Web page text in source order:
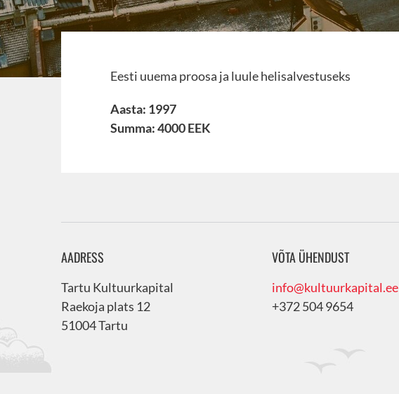
Eesti uuema proosa ja luule helisalvestuseks
Aasta: 1997
Summa: 4000 EEK
AADRESS
Tartu Kultuurkapital
Raekoja plats 12
51004 Tartu
VÕTA ÜHENDUST
info@kultuurkapital.ee
+372 504 9654